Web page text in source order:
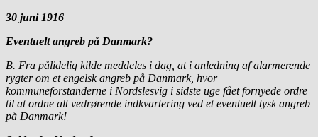
30 juni 1916
Eventuelt angreb på Danmark?
B. Fra pålidelig kilde meddeles i dag, at i anledning af alarmerende
rygter om et engelsk angreb på Danmark, hvor
kommuneforstanderne i Nordslesvig i sidste uge fået fornyede ordre
til at ordne alt vedrørende indkvartering ved et eventuelt tysk angreb
på Danmark!